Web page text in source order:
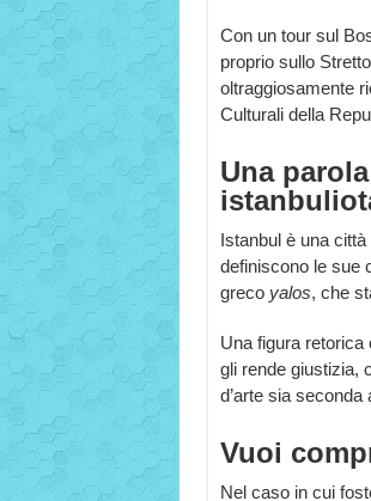
Con un tour sul
proprio sullo
oltraggiosamente
Culturali della
Una
Istanbul è una
definiscono le sue
greco yalos, che
Una figura retorica
gli rende giustizia,
d’arte sia
Vuoi
Nel caso in cui